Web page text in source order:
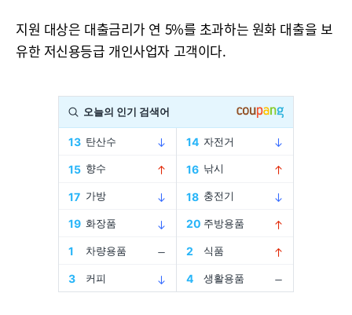
지원 대상은 대출금리가 연 5%를 초과하는 원화 대출을 보
유한 저신용등급 개인사업자 고객이다.